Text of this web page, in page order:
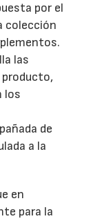
por el
colección
las
los
de
a la
en
para la